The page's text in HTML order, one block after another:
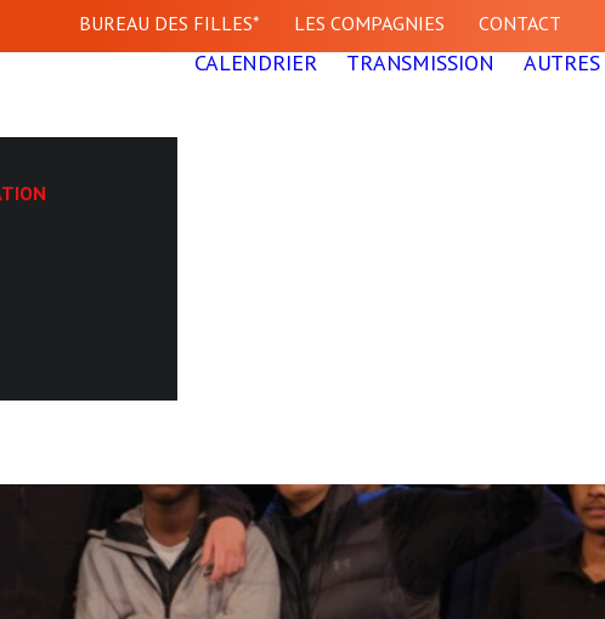
BUREAU DES FILLES* LES COMPAGNIES CONTACT
CALENDRIER TRANSMISSION